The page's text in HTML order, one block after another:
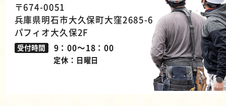
〒674-0051
兵庫県明石市大久保町大窪2685-6
パフィオ大久保2F
受付時間 9：00～18：00
定休：日曜日